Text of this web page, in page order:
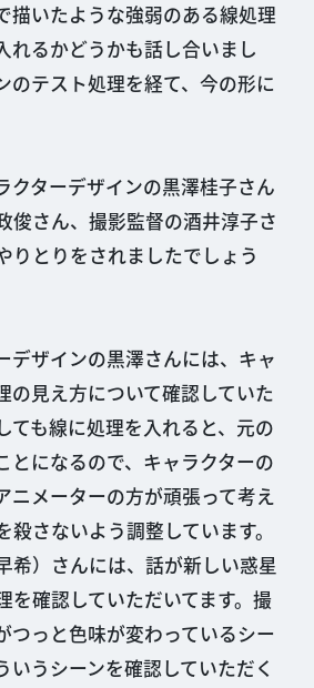
描いたような強弱のある線処理
れるかどうかも話し合いまし
のテスト処理を経て、今の形に
ターデザインの黒澤桂子さん
俊さん、撮影監督の酒井淳子さ
りとりをされましたでしょう
ザインの黒澤さんには、キャ
の見え方について確認していた
ても線に処理を入れると、元の
とになるので、キャラクターの
ニメーターの方が頑張って考え
さないよう調整しています。
希）さんには、話が新しい惑星
を確認していただいてます。撮
つっと色味が変わっているシー
いうシーンを確認していただく